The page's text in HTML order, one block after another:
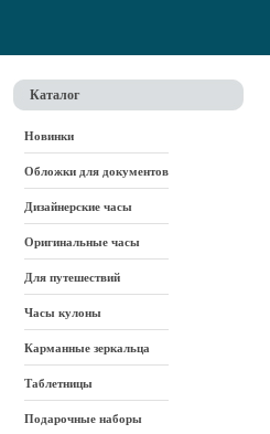
Каталог
Новинки
Обложки для документов
Дизайнерские часы
Оригинальные часы
Для путешествий
Часы кулоны
Карманные зеркальца
Таблетницы
Подарочные наборы